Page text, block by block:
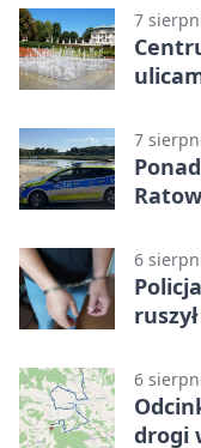
7
7
6
6
drogi